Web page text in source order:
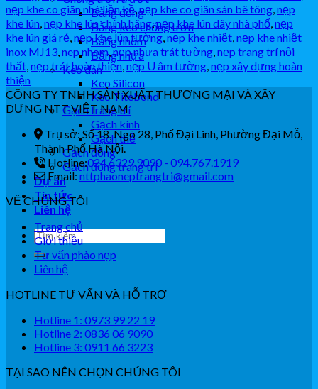
Bằng đồng
Bằng keo chống trơn
Bằng nhôm
Bằng nhựa
Keo dán
Keo Silicon
Keo Titebond
Gạch trang trí
Gạch kính
Gạch thẻ
Gạch đồng
Gạch đồng trang trí
Dự án
Tin tức
Liên hệ
nẹp khe co giãn nhà liền kề,nẹp khe co giãn sàn bê tông nẹp
khe lún nẹp khe lún chính hãng,nẹp khe lún dãy nhà phố nẹp
khe lún giá rẻ nẹp khe lún tường,nẹp khe nhiệt nẹp khe nhiệt
inox MJ13 nep nhom,nẹp nhựa trát tường nẹp trang trí nội
thất nẹp trát hoàn thiện,nẹp U âm tường nẹp xây dựng hoàn
thiện
CÔNG TY TNHH SẢN XUẤT THƯƠNG MẠI VÀ XÂY
DỰNG NTT VIỆT NAM
Trụ sở: Số 18, Ngõ 28, Phố Đại Linh, Phường Đại Mỗ,
Thành Phố Hà Nội.
Hotline:024.6329.9090 - 094.767.1919
Email:nttphaoneptrangtri@gmail.com
VỀ CHÚNG TÔI
Trang chủ
Giới thiệu
Tư vấn phào nẹp
Liên hệ
HOTLINE TƯ VẤN VÀ HỖ TRỢ
Hotline 1: 0973 99 22 19
Hotline 2: 0836 06 9090
Hotline 3: 0911 66 3223
TẠI SAO NÊN CHỌN CHÚNG TÔI